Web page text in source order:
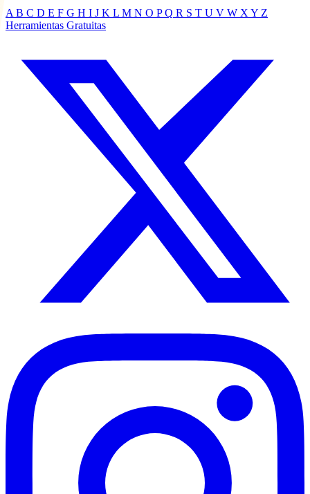
A B C D E F G H I J K L M N O P Q R S T U V W X Y Z
Herramientas Gratuitas